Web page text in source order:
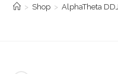
> Shop > AlphaTheta